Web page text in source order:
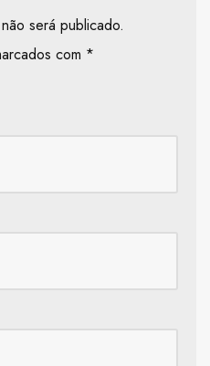
será publicado.
com *